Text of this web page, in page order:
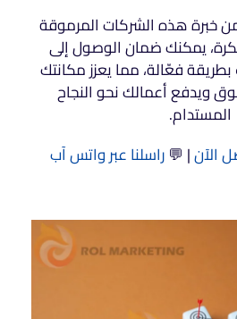
خبرة هذه الشركات المرموقة
يمكنك ضمان الوصول إلى
فعّالة، مما يعزز مكانتك
ويدفع أعمالك نحو النجاح
المستدام.
الآن| 💬راسلنا عبر واتس آب